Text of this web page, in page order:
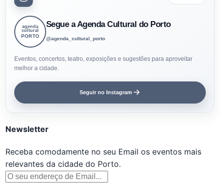
agenda
cultural
PORTO
Segue a Agenda Cultural do Porto
@agenda_cultural_porto
Eventos, concertos, teatro, exposições e sugestões para aproveitar
melhor a cidade.
Seguir no Instagram
Newsletter
Receba comodamente no seu Email os eventos mais
relevantes da cidade do Porto.